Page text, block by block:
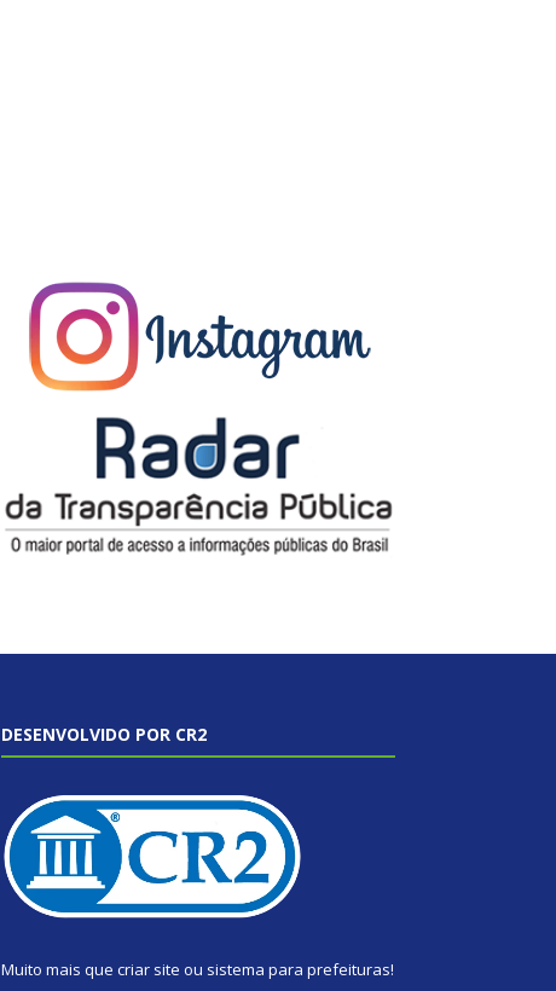
DESENVOLVIDO POR CR2
Muito mais que criar site ou sistema para prefeituras!